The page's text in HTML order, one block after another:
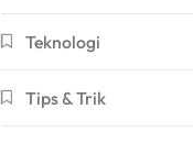
Teknologi
Tips & Trik